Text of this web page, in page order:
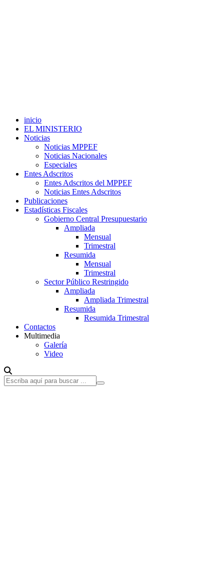
inicio
EL MINISTERIO
Noticias
Noticias MPPEF
Noticias Nacionales
Especiales
Entes Adscritos
Entes Adscritos del MPPEF
Noticias Entes Adscritos
Publicaciones
Estadísticas Fiscales
Gobierno Central Presupuestario
Ampliada
Mensual
Trimestral
Resumida
Mensual
Trimestral
Sector Público Restringido
Ampliada
Ampliada Trimestral
Resumida
Resumida Trimestral
Contactos
Multimedia
Galería
Video